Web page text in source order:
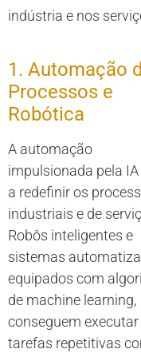
indústria e nos
1. Automação
Processos e
Robótica
A automação
impulsionada pela
a redefinir os
industriais e de
Robôs inteligentes e
sistemas
equipados com
de machine learning,
conseguem executar
tarefas repetitivas